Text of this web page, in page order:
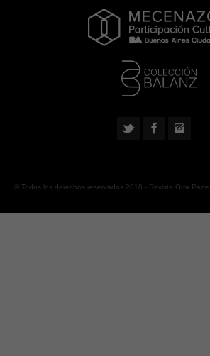
© Todos los derechos reservados 2018 - Revista Otra Parte